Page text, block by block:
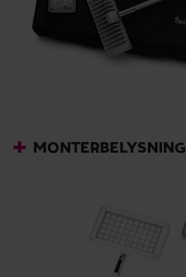
MONTERBELYSNING